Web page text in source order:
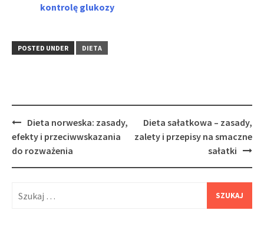
kontrolę glukozy
POSTED UNDER DIETA
Post
navigation
Dieta norweska: zasady,
efekty i przeciwwskazania
do rozważenia
Dieta sałatkowa – zasady,
zalety i przepisy na smaczne
sałatki